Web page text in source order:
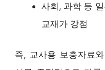
사회, 과학 등
교재가 강점
즉, 교사용 보충자료